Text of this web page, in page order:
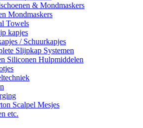
& Mondmaskers
Mondmaskers
Towels
kapjes
/ Schuurkapjes
Slijpkap Systemen
Siliconen Hulpmiddelen
Scalpel Mesjes
etc.